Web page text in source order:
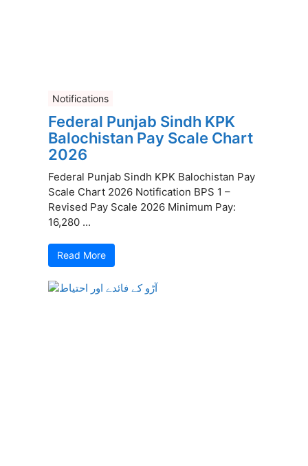
Notifications
Federal Punjab Sindh KPK
Balochistan Pay Scale Chart
2026
Federal Punjab Sindh KPK Balochistan Pay
Scale Chart 2026 Notification BPS 1 –
Revised Pay Scale 2026 Minimum Pay:
16,280 ...
Read More